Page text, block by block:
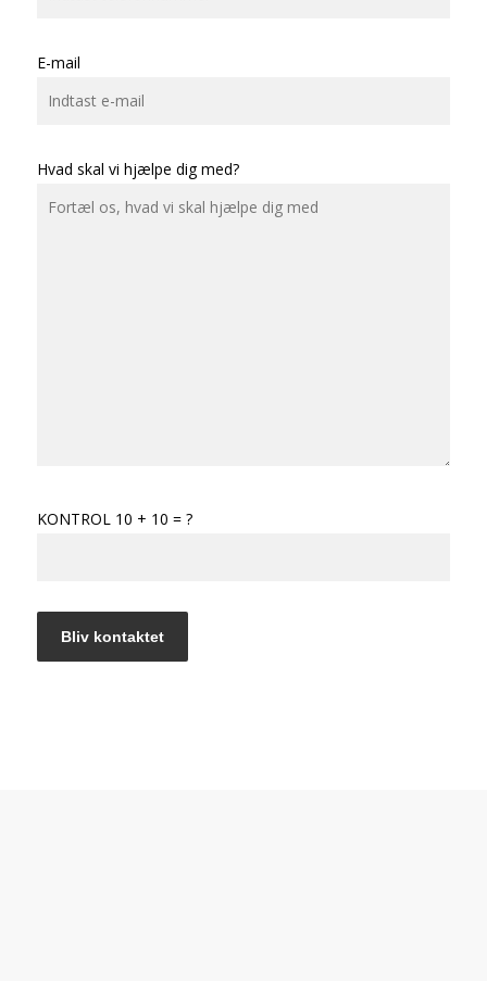
E-mail
Hvad skal vi hjælpe dig med?
KONTROL 10 + 10 = ?